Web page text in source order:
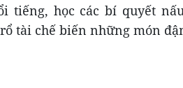
tiếng, học các bí quyết
tài chế biến những món